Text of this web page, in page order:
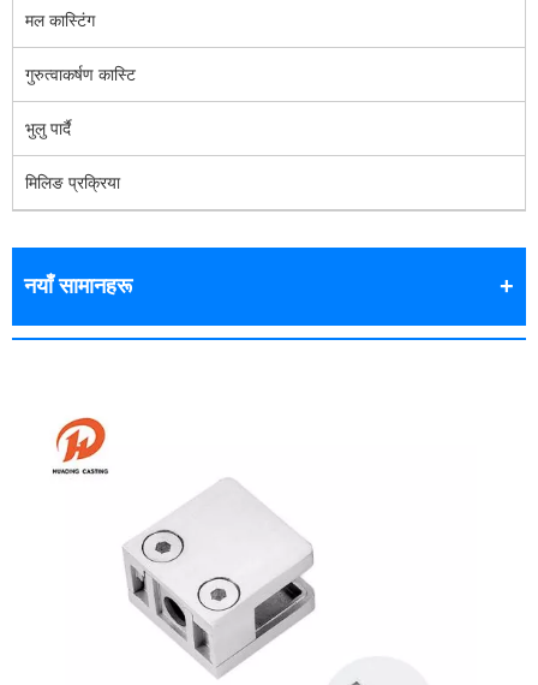
मल कास्टिंग
गुरुत्वाकर्षण कास्टि
भुलु पार्दै
मिलिङ प्रक्रिया
नयाँ सामानहरू